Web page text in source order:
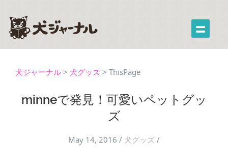
犬ジャーナル > 犬グッズ > ThisPage
minneで発見！可愛いペットグッ
ズ
May 14, 2016 / 犬グッズ /